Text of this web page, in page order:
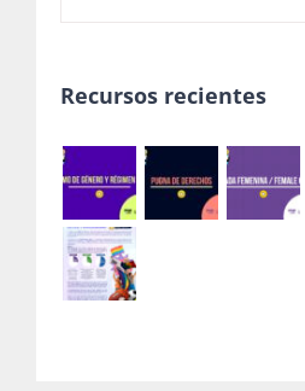
Recursos recientes